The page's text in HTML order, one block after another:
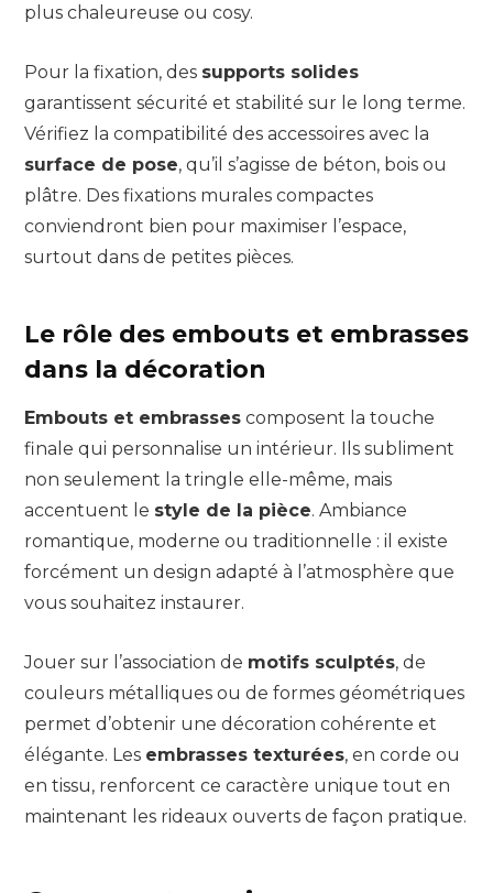
plus chaleureuse ou cosy.
Pour la fixation, des supports solides
garantissent sécurité et stabilité sur le long terme.
Vérifiez la compatibilité des accessoires avec la
surface de pose, qu’il s’agisse de béton, bois ou
plâtre. Des fixations murales compactes
conviendront bien pour maximiser l’espace,
surtout dans de petites pièces.
Le rôle des embouts et embrasses
dans la décoration
Embouts et embrasses composent la touche
finale qui personnalise un intérieur. Ils subliment
non seulement la tringle elle-même, mais
accentuent le style de la pièce. Ambiance
romantique, moderne ou traditionnelle : il existe
forcément un design adapté à l’atmosphère que
vous souhaitez instaurer.
Jouer sur l’association de motifs sculptés, de
couleurs métalliques ou de formes géométriques
permet d’obtenir une décoration cohérente et
élégante. Les embrasses texturées, en corde ou
en tissu, renforcent ce caractère unique tout en
maintenant les rideaux ouverts de façon pratique.